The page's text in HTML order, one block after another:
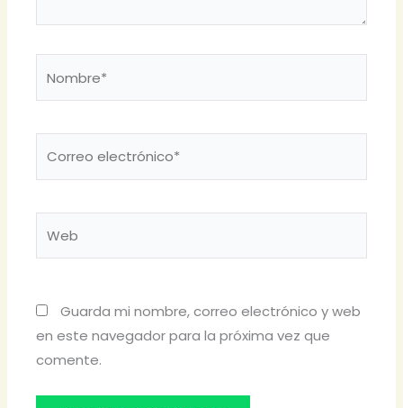
Guarda mi nombre, correo electrónico y web
en este navegador para la próxima vez que
comente.